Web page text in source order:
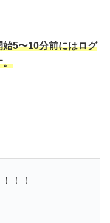
5〜10分前にはログ
。
！！